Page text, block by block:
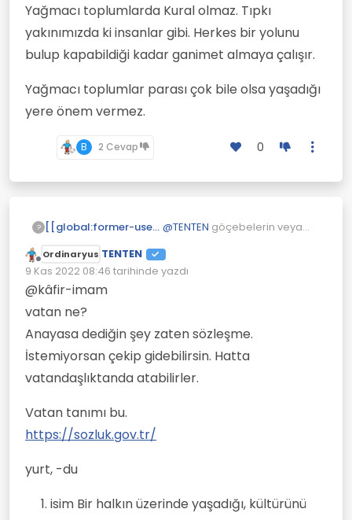
yerleştiklere yere mesela yerleşmeye
çalış bakalım ne yapıyorlar sana.
Devlet denilen şey zaten ailelerin ortak
çıkarları için birleşmesinden oluşuyor.
Yağmacı toplumlarda Kural olmaz. Tıpkı
yakınımızda ki insanlar gibi. Herkes bir yolunu
bulup kapabildiği kadar ganimet almaya çalışır.
Yağmacı toplumlar parası çok bile olsa yaşadığı
yere önem vermez.
B 2 Cevap 0
? [[global:former-user]] @TENTEN göçebelerin veya
alan savunması vatan sevgisi
ile açıklanamaz. Onların
Vatan sevgisi kurallara
uymakla yani anayasaya
bulup kapabildiği kadar
ganimet almaya çalışır.
bile olsa yaşadığı yere önem
vermez.
Çevrimdışı
Ordinaryus TENTEN
9 Kas 2022 08:46 tarihinde yazdı
Son düzenleyen:
@kâfir-imam
vatan ne?
Anayasa dediğin şey zaten sözleşme.
İstemiyorsan çekip gidebilirsin. Hatta
vatandaşlıktanda atabilirler.
Vatan tanımı bu.
https://sozluk.gov.tr/
yurt, -du
isim Bir halkın üzerinde yaşadığı, kültürünü